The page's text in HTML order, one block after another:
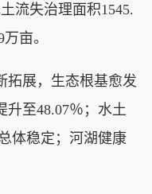
流失治理面积1545.
亩。
展，生态根基愈发
升至48.07％；水土
体稳定；河湖健康